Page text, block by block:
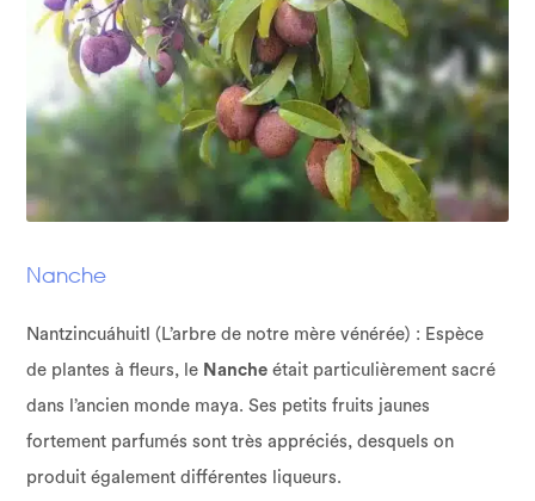
Nanche
Nantzincuáhuitl (L’arbre de notre mère vénérée) : Espèce
de plantes à fleurs, le Nanche était particulièrement sacré
dans l’ancien monde maya. Ses petits fruits jaunes
fortement parfumés sont très appréciés, desquels on
produit également différentes liqueurs.